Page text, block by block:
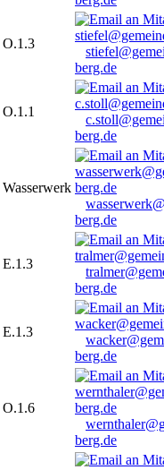
O.1.3
berg.de
O.1.1
berg.de
Wasserwerk
berg.de
E.1.3
berg.de
E.1.3
berg.de
O.1.6
berg.de